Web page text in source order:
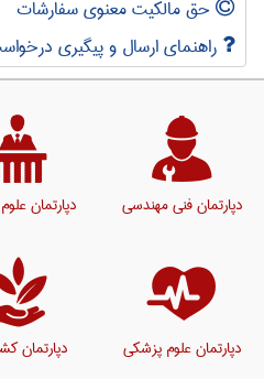
حق مالکیت معنوی سفارشات
راهنمای ارسال و پیگیری
دپارتمان فنی مهندسی دپارتمان
دپارتمان علوم پزشکی دپارتمان